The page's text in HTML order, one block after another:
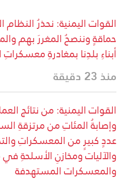
القوات اليمنية: نحذرُ
حماقةٍ وننصحُ المغررَ بهم
أبناءِ بلدِنا بمغادرةِ معسكراتِ
منذ 23 دقيقة
القوات اليمنية: من نتائج
وإصابةُ المئاتِ من مرتزقةِ
عددٍ كبيرٍ من المعسكراتِ
والآليات ومخازنِ الأسلحةِ
والمعسكرات المستهدفة